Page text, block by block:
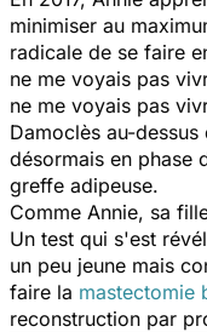
minimiser au
radicale de se faire
ne me voyais pas
ne me voyais pas
Damoclès au-dessus
désormais en phase
greffe adipeuse.
Comme Annie, sa
Un test qui s'est
un peu jeune mais
faire la mastectomie
reconstruction par